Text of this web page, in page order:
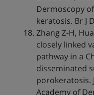
Dermoscopy
keratosis. Br J
Zhang Z-H,
closely linked
pathway in a
disseminated
porokeratosis.
Academy of